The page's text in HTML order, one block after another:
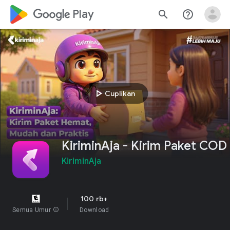
google_logo Play search help_outline
play_arrowCuplikan
KiriminAja - Kirim Paket COD
KiriminAja
Semua Umur info
100 rb+
Download